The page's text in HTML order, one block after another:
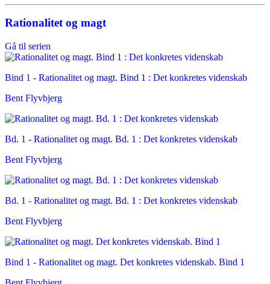
Rationalitet og magt
Gå til serien
Bind 1 - Rationalitet og magt. Bind 1 : Det konkretes videnskab
Bent Flyvbjerg
Bd. 1 - Rationalitet og magt. Bd. 1 : Det konkretes videnskab
Bent Flyvbjerg
Bd. 1 - Rationalitet og magt. Bd. 1 : Det konkretes videnskab
Bent Flyvbjerg
Bind 1 - Rationalitet og magt. Det konkretes videnskab. Bind 1